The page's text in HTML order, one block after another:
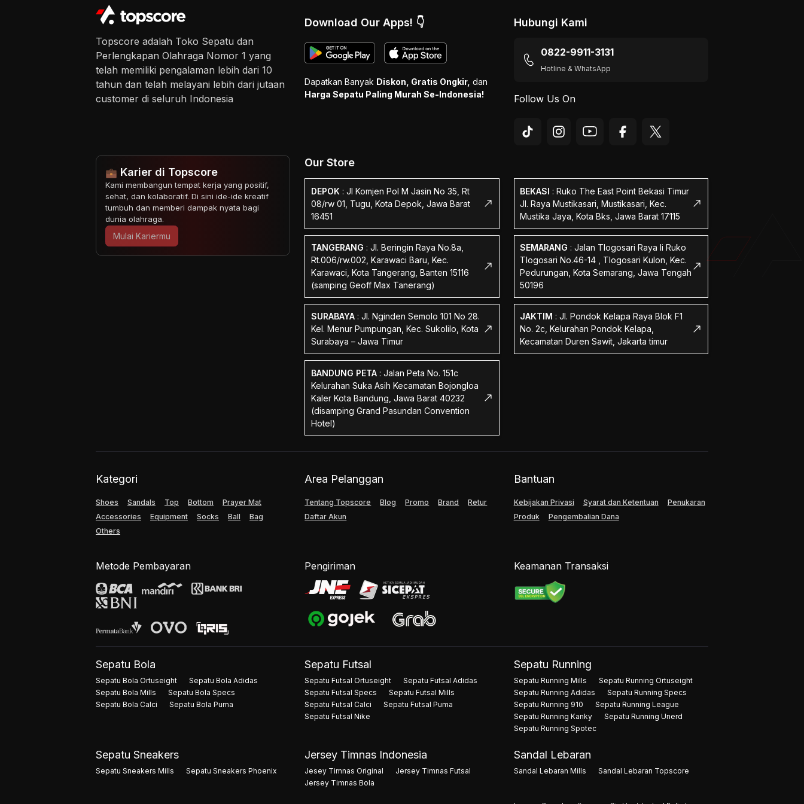
Topscore adalah Toko Sepatu dan
Perlengkapan Olahraga Nomor 1 yang
telah memiliki pengalaman lebih dari 10
tahun dan telah melayani lebih dari jutaan
customer di seluruh Indonesia
Download Our Apps! 👇
Dapatkan Banyak Diskon, Gratis Ongkir, dan
Harga Sepatu Paling Murah Se-Indonesia!
Hubungi Kami
0822-9911-3131
Hotline & WhatsApp
Follow Us On
Karier di Topscore
Kami membangun tempat kerja yang positif,
sehat, dan kolaboratif. Di sini ide-ide kreatif
tumbuh dan memberi dampak nyata bagi
dunia olahraga.
Mulai Kariermu
Our Store
DEPOK : Jl Komjen Pol M Jasin No 35, Rt
08/rw 01, Tugu, Kota Depok, Jawa Barat
16451
BEKASI :Ruko The East Point Bekasi Timur
Jl. Raya Mustikasari, Mustikasari, Kec.
Mustika Jaya, Kota Bks, Jawa Barat 17115
TANGERANG : Jl. Beringin Raya No.8a,
Rt.006/rw.002, Karawaci Baru, Kec.
Karawaci, Kota Tangerang, Banten 15116
(samping Geoff Max Tanerang)
SEMARANG :Jalan Tlogosari Raya Ii Ruko
Tlogosari No.46-14 , Tlogosari Kulon, Kec.
Pedurungan, Kota Semarang, Jawa Tengah
50196
SURABAYA: Jl. Nginden Semolo 101 No 28.
Kel. Menur Pumpungan, Kec. Sukolilo, Kota
Surabaya – Jawa Timur
JAKTIM :Jl. Pondok Kelapa Raya Blok F1
No. 2c, Kelurahan Pondok Kelapa,
Kecamatan Duren Sawit, Jakarta timur
BANDUNG PETA: Jalan Peta No. 151c
Kelurahan Suka Asih Kecamatan Bojongloa
Kaler Kota Bandung, Jawa Barat 40232
(disamping Grand Pasundan Convention
Hotel)
Kategori
Shoes Sandals Top Bottom
Prayer Mat
Accessories
Equipment Socks Ball
Bag
Others
Area Pelanggan
Tentang Topscore Blog Promo Brand
Retur
Daftar Akun
Bantuan
Kebijakan Privasi Syarat dan Ketentuan
Penukaran
Produk
Pengembalian Dana
Metode Pembayaran Pengiriman Keamanan Transaksi
Sepatu Bola
Sepatu Bola Ortuseight
Sepatu Bola Adidas
Sepatu Bola Mills
Sepatu Bola Specs
Sepatu Bola Calci
Sepatu Bola Puma
Sepatu Futsal
Sepatu Futsal Ortuseight
Sepatu Futsal Adidas
Sepatu Futsal Specs
Sepatu Futsal Mills
Sepatu Futsal Calci
Sepatu Futsal Puma
Sepatu Futsal Nike
Sepatu Running
Sepatu Running Mills
Sepatu Running Ortuseight
Sepatu Running Adidas
Sepatu Running Specs
Sepatu Running 910
Sepatu Running League
Sepatu Running Kanky
Sepatu Running Unerd
Sepatu Running Spotec
Sepatu Sneakers
Sepatu Sneakers Mills Sepatu Sneakers Phoenix
Jersey Timnas Indonesia
Jesey Timnas Original
Jersey Timnas Futsal
Jersey Timnas Bola
Sandal Lebaran
Sandal Lebaran Mills Sandal Lebaran Topscore